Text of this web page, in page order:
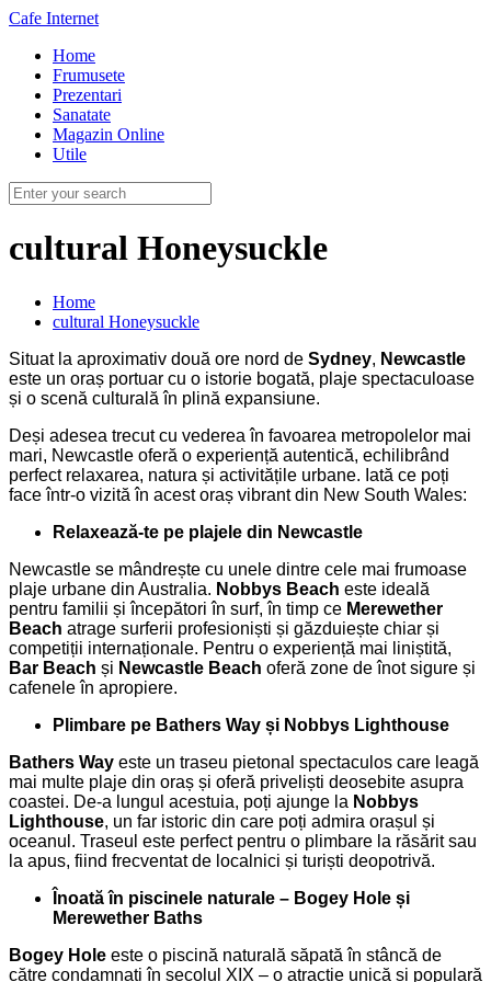
Cafe Internet
Home
Frumusete
Prezentari
Sanatate
Magazin Online
Utile
cultural Honeysuckle
Home
cultural Honeysuckle
Situat la aproximativ două ore nord de Sydney, Newcastle
este un oraș portuar cu o istorie bogată, plaje spectaculoase
și o scenă culturală în plină expansiune.
Deși adesea trecut cu vederea în favoarea metropolelor mai
mari, Newcastle oferă o experiență autentică, echilibrând
perfect relaxarea, natura și activitățile urbane. Iată ce poți
face într-o vizită în acest oraș vibrant din New South Wales:
Relaxează-te pe plajele din Newcastle
Newcastle se mândrește cu unele dintre cele mai frumoase
plaje urbane din Australia. Nobbys Beach este ideală
pentru familii și începători în surf, în timp ce Merewether
Beach atrage surferii profesioniști și găzduiește chiar și
competiții internaționale. Pentru o experiență mai liniștită,
Bar Beach și Newcastle Beach oferă zone de înot sigure și
cafenele în apropiere.
Plimbare pe Bathers Way și Nobbys Lighthouse
Bathers Way este un traseu pietonal spectaculos care leagă
mai multe plaje din oraș și oferă priveliști deosebite asupra
coastei. De-a lungul acestuia, poți ajunge la Nobbys
Lighthouse, un far istoric din care poți admira orașul și
oceanul. Traseul este perfect pentru o plimbare la răsărit sau
la apus, fiind frecventat de localnici și turiști deopotrivă.
Înoată în piscinele naturale – Bogey Hole și
Merewether Baths
Bogey Hole este o piscină naturală săpată în stâncă de
către condamnați în secolul XIX – o atracție unică și populară